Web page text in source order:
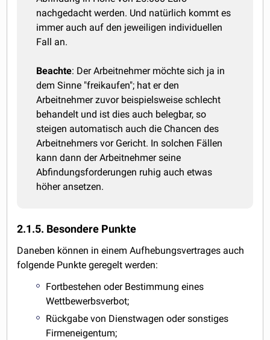
nachgedacht werden. Und natürlich kommt es
immer auch auf den jeweiligen individuellen
Fall an.
Beachte: Der Arbeitnehmer möchte sich ja in
dem Sinne "freikaufen"; hat er den
Arbeitnehmer zuvor beispielsweise schlecht
behandelt und ist dies auch belegbar, so
steigen automatisch auch die Chancen des
Arbeitnehmers vor Gericht. In solchen Fällen
kann dann der Arbeitnehmer seine
Abfindungsforderungen ruhig auch etwas
höher ansetzen.
2.1.5. Besondere Punkte
Daneben können in einem Aufhebungsvertrages auch
folgende Punkte geregelt werden:
Fortbestehen oder Bestimmung eines
Wettbewerbsverbot;
Rückgabe von Dienstwagen oder sonstiges
Firmeneigentum;